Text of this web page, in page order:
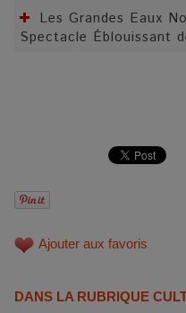
Les Grandes Eaux
Spectacle Éblouissant
Ajouter aux favoris
DANS LA RUBRIQUE